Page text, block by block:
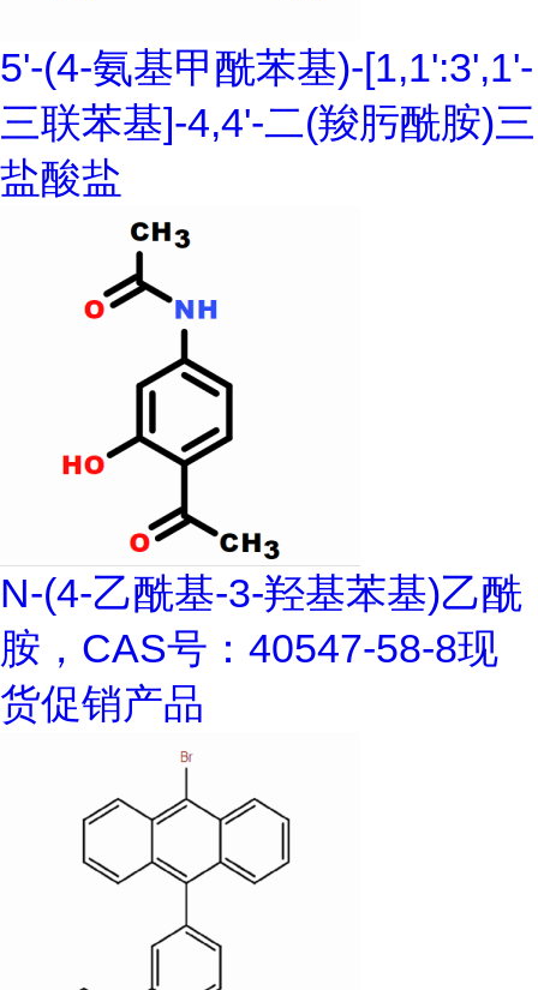
5'-(4-氨基甲酰苯基)-[1,1':3',1'-
三联苯基]-4,4'-二(羧肟酰胺)三
盐酸盐
N-(4-乙酰基-3-羟基苯基)乙酰
胺，CAS号：40547-58-8现
货促销产品